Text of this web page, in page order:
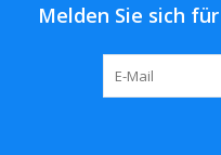
Melden Sie sich